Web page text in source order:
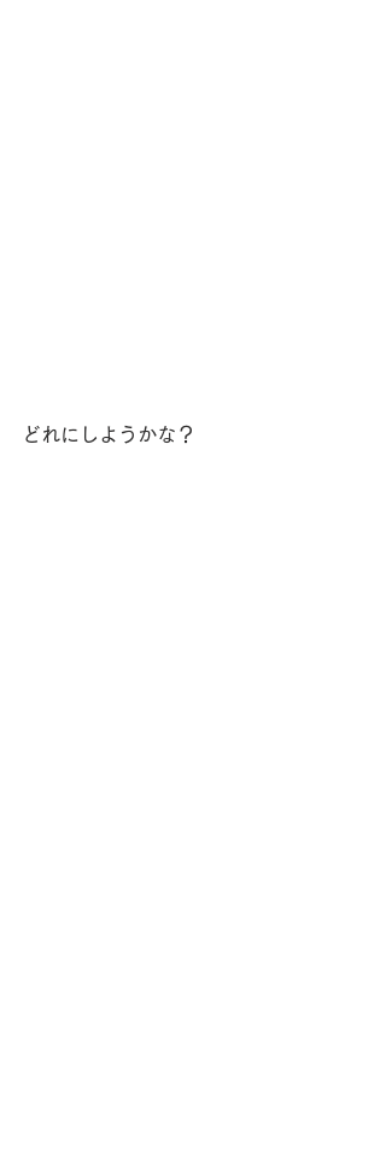
どれにしようかな？